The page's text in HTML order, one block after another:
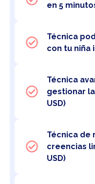
en 5
Técnica
con tu niña
Técnica
gestionar
USD)
Técnica de
creencias
USD)